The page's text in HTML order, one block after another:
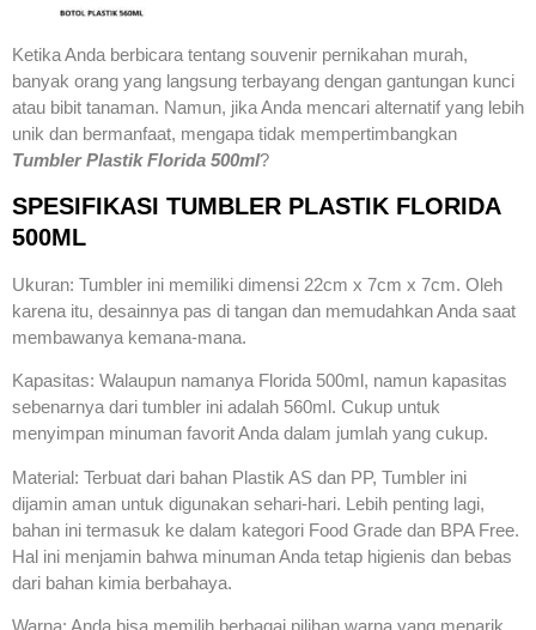
Ketika Anda berbicara tentang souvenir pernikahan murah,
banyak orang yang langsung terbayang dengan gantungan kunci
atau bibit tanaman. Namun, jika Anda mencari alternatif yang lebih
unik dan bermanfaat, mengapa tidak mempertimbangkan
Tumbler Plastik Florida 500ml?
SPESIFIKASI TUMBLER PLASTIK FLORIDA
500ML
Ukuran: Tumbler ini memiliki dimensi 22cm x 7cm x 7cm. Oleh
karena itu, desainnya pas di tangan dan memudahkan Anda saat
membawanya kemana-mana.
Kapasitas: Walaupun namanya Florida 500ml, namun kapasitas
sebenarnya dari tumbler ini adalah 560ml. Cukup untuk
menyimpan minuman favorit Anda dalam jumlah yang cukup.
Material: Terbuat dari bahan Plastik AS dan PP, Tumbler ini
dijamin aman untuk digunakan sehari-hari. Lebih penting lagi,
bahan ini termasuk ke dalam kategori Food Grade dan BPA Free.
Hal ini menjamin bahwa minuman Anda tetap higienis dan bebas
dari bahan kimia berbahaya.